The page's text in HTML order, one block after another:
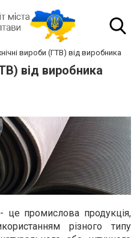
вироби (ГТВ) від виробника
від виробника
це промислова продукція,
різного типу